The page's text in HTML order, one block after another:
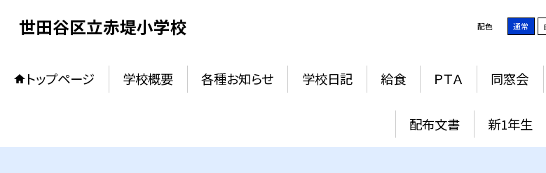
世田谷区立赤堤小学校 配色 通常
トップページ 学校概要 各種お知らせ 学校日記 給食 ＰＴＡ 同窓会
配布文書 新1年生